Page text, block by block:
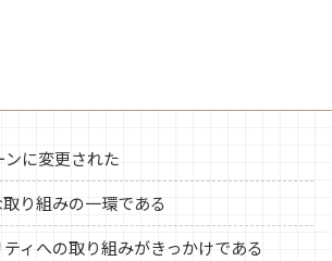
に変更された
り組みの一環である
ィへの取り組みがきっかけである